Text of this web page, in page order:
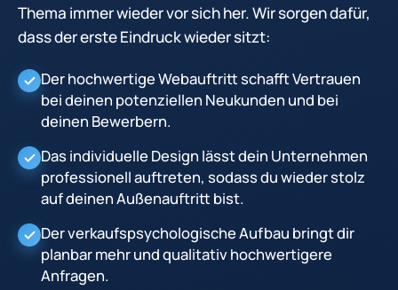
Thema immer wieder vor sich her. Wir sorgen dafür,
dass der erste Eindruck wieder sitzt:
Der hochwertige Webauftritt schafft Vertrauen
bei deinen potenziellen Neukunden und bei
deinen Bewerbern.
Das individuelle Design lässt dein Unternehmen
professionell auftreten, sodass du wieder stolz
auf deinen Außenauftritt bist.
Der verkaufspsychologische Aufbau bringt dir
planbar mehr und qualitativ hochwertigere
Anfragen.